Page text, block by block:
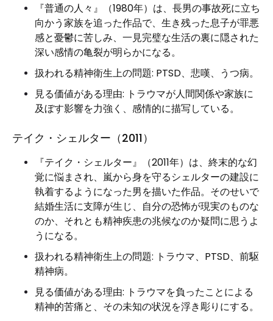
『普通の人々』（1980年）は、長男の事故死に立ち
向かう家族を追った作品で、生き残った息子が罪悪
感と憂鬱に苦しみ、一見完璧な生活の裏に隠された
深い感情の亀裂が明らかになる。
扱われる精神衛生上の問題: PTSD、悲嘆、うつ病。
見る価値がある理由: トラウマが人間関係や家族に
及ぼす影響を力強く、感情的に描写している。
テイク・シェルター（2011）
『テイク・シェルター』（2011年）は、終末的な幻
覚に悩まされ、嵐から身を守るシェルターの建設に
執着するようになった男を描いた作品。そのせいで
結婚生活に支障が生じ、自分の恐怖が現実のものな
のか、それとも精神疾患の兆候なのか疑問に思うよ
うになる。
扱われる精神衛生上の問題: トラウマ、PTSD、前駆
精神病。
見る価値がある理由: トラウマを負ったことによる
精神的苦痛と、その未知の状況を浮き彫りにする。